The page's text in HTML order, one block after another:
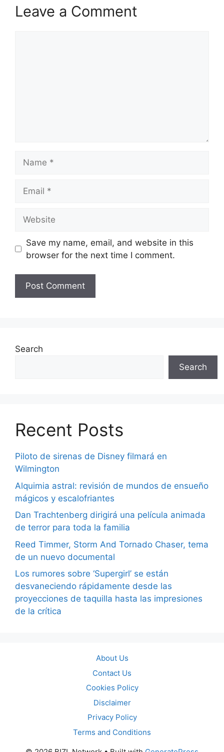
Leave a Comment
Save my name, email, and website in this
browser for the next time I comment.
Search
Search
Recent Posts
Piloto de sirenas de Disney filmará en
Wilmington
Alquimia astral: revisión de mundos de ensueño
mágicos y escalofriantes
Dan Trachtenberg dirigirá una película animada
de terror para toda la familia
Reed Timmer, Storm And Tornado Chaser, tema
de un nuevo documental
Los rumores sobre ‘Supergirl’ se están
desvaneciendo rápidamente desde las
proyecciones de taquilla hasta las impresiones
de la crítica
About Us
Contact Us
Cookies Policy
Disclaimer
Privacy Policy
Terms and Conditions